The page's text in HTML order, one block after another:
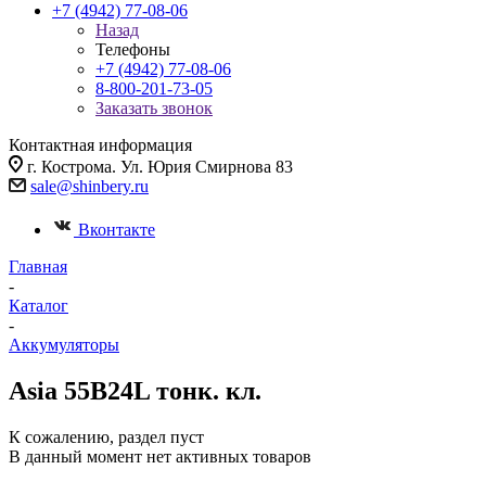
+7 (4942) 77-08-06
Назад
Телефоны
+7 (4942) 77-08-06
8-800-201-73-05
Заказать звонок
Контактная информация
г. Кострома. Ул. Юрия Смирнова 83
sale@shinbery.ru
Вконтакте
Главная
-
Каталог
-
Аккумуляторы
Asia 55B24L тонк. кл.
К сожалению, раздел пуст
В данный момент нет активных товаров